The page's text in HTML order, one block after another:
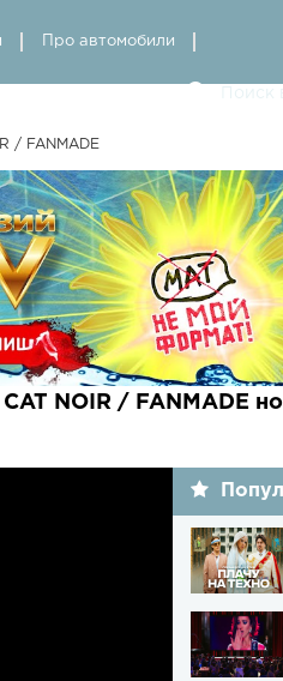
Про автомобили
/ FANMADE
CAT NOIR / FANMADE